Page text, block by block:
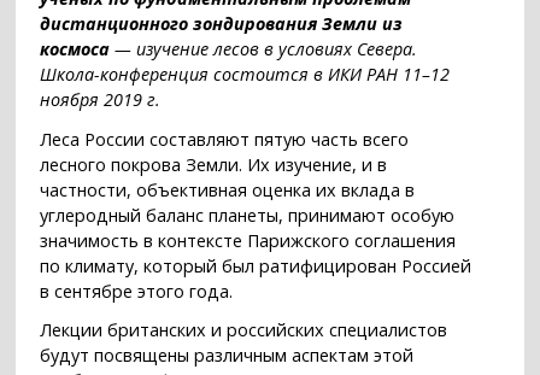
дистанционного зондирования Земли из
космоса — изучение лесов в условиях Севера.
Школа-конференция состоится в ИКИ РАН 11–12
ноября 2019 г.
Леса России составляют пятую часть всего
лесного покрова Земли. Их изучение, и в
частности, объективная оценка их вклада в
углеродный баланс планеты, принимают особую
значимость в контексте Парижского соглашения
по климату, который был ратифицирован Россией
в сентябре этого года.
Лекции британских и российских специалистов
будут посвящены различным аспектам этой